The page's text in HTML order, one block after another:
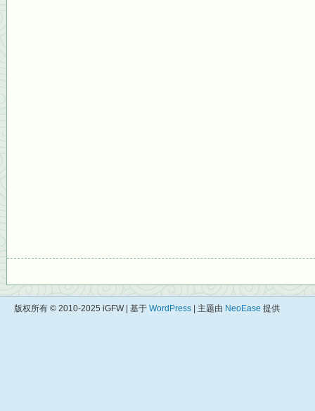
版权所有 © 2010-2025 iGFW | 基于 WordPress | 主题由 NeoEase 提供